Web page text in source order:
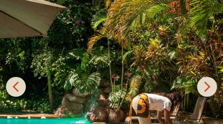
Karibu Guesthouse Entebbe